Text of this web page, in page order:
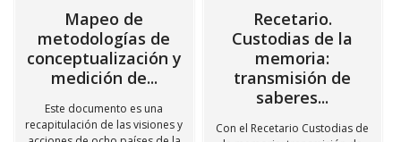
Mapeo de
metodologías de
conceptualización y
medición de...
Este documento es una
recapitulación de las visiones y
Recetario.
Custodias de la
memoria:
transmisión de
saberes...
Con el Recetario Custodias de